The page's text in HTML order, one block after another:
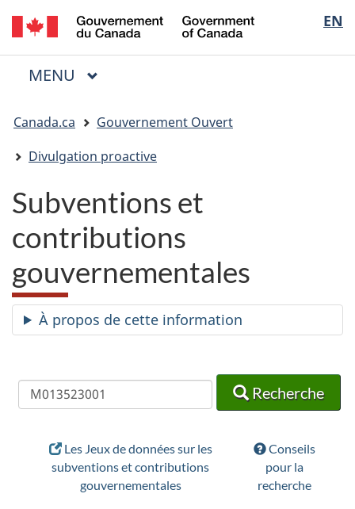
Passer
au
contenu
Passer
à
« Au
Passer
à
la
EN
of
Menu
MENU PRINCIPAL
êtes
ici
Canada.ca
Gouvernement Ouvert
Divulgation proactive
Subventions et
contributions
gouvernementales
À propos de cette information
Recherche
Recherche
Recherche
Les Jeux de données sur les
subventions et contributions
gouvernementales
Conseils
pour la
recherche